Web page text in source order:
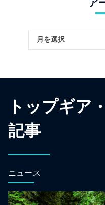
ア
トップギア
記事
ニュース